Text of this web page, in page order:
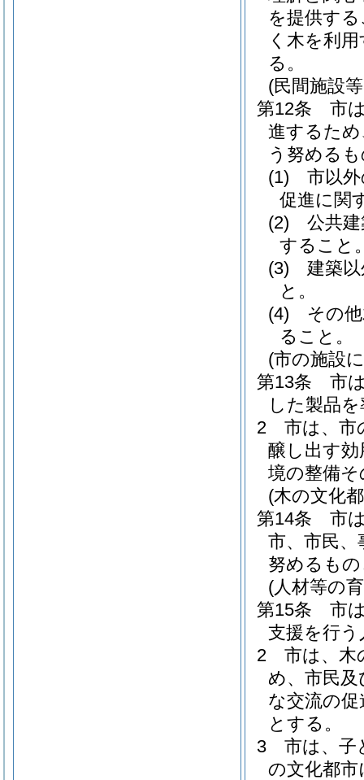
を提供す
く木を利
る。
(民間施設
第12条
市
進するた
う努める
(1)
市以
促進に関
(2)
公共
すること
(3)
建築
と。
(4)
その
ること。
(市の施設
第13条
市
した製品
2
市は、市
醸し出す
境の整備
(木の文化
第14条
市
市、市民、
努めるも
(人材等の
第15条
市
支援を行
2
市は、木
め、市民
な交流の
とする。
3
市は、子
の文化都